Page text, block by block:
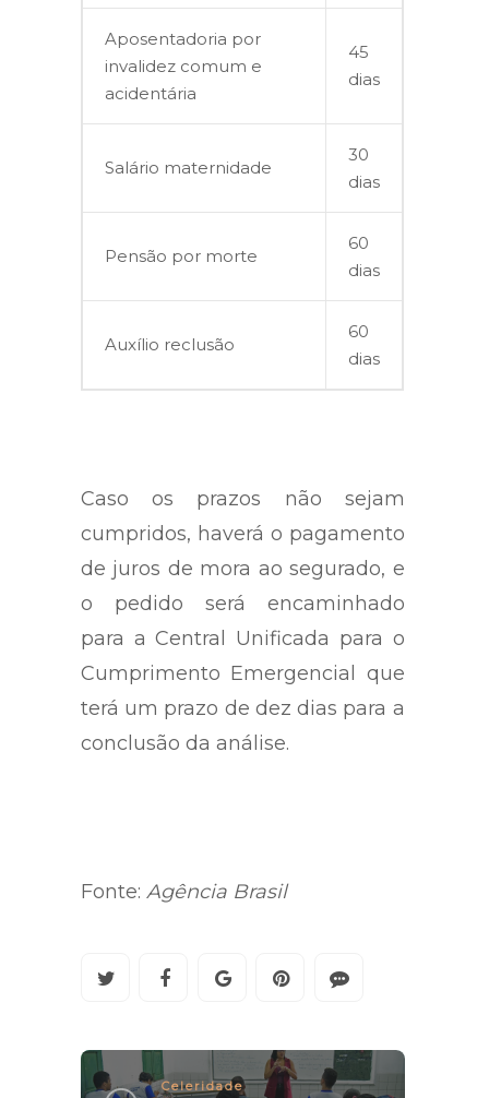
Aposentadoria por
invalidez comum e
acidentária
45
dias
Salário maternidade
30
dias
Pensão por morte
60
dias
Auxílio reclusão
60
dias
Caso os prazos não sejam
cumpridos, haverá o pagamento
de juros de mora ao segurado, e
o pedido será encaminhado
para a Central Unificada para o
Cumprimento Emergencial que
terá um prazo de dez dias para a
conclusão da análise.
Fonte: Agência Brasil
Celeridade